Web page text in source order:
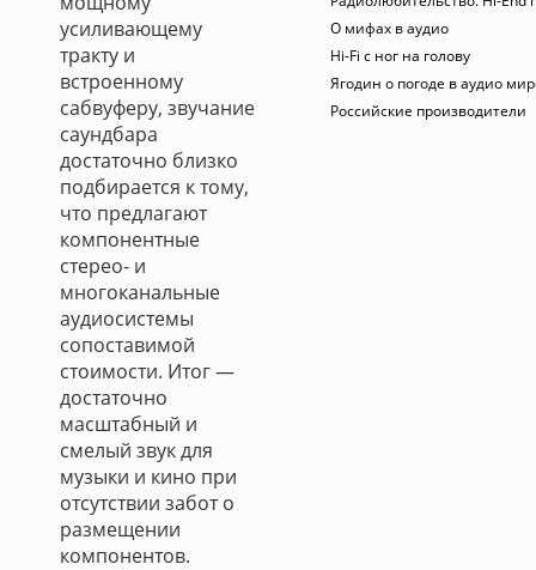
усиливающему
тракту и
встроенному
сабвуферу, звучание
саундбара
достаточно близко
подбирается к тому,
что предлагают
компонентные
стерео- и
многоканальные
аудиосистемы
сопоставимой
стоимости. Итог —
достаточно
масштабный и
смелый звук для
музыки и кино при
отсутствии забот о
размещении
компонентов.
О мифах в аудио
Hi-Fi с ног на голову
Ягодин о погоде в аудио
Российские производители